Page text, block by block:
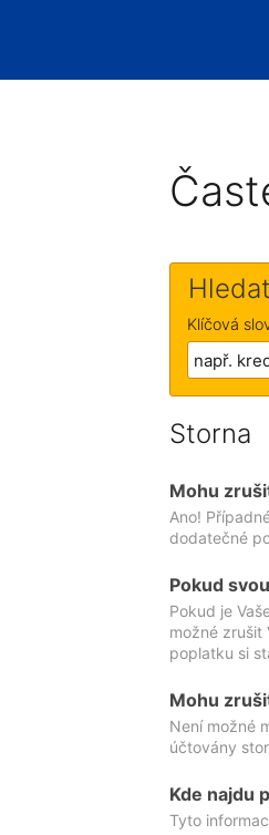
Hledat
Klíčová
Storna
Mohu
Ano!
dodatečné
Pokud
Pokud je
možné zrušit
poplatku si
Mohu
Není možné
účtovány
Kde najdu
Tyto